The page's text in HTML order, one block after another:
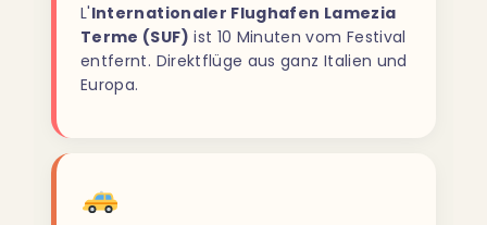
L'Internationaler Flughafen Lamezia
Terme (SUF) ist 10 Minuten vom Festival
entfernt. Direktflüge aus ganz Italien und
Europa.